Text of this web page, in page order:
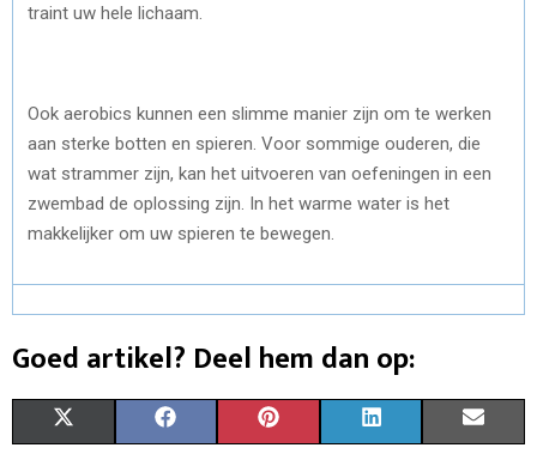
traint uw hele lichaam.
Ook aerobics kunnen een slimme manier zijn om te werken
aan sterke botten en spieren. Voor sommige ouderen, die
wat strammer zijn, kan het uitvoeren van oefeningen in een
zwembad de oplossing zijn. In het warme water is het
makkelijker om uw spieren te bewegen.
Goed artikel? Deel hem dan op: